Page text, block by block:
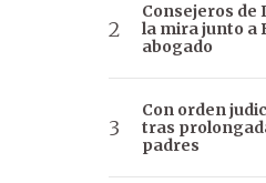
Consejeros de
la mira junto a
abogado
Con orden
tras
padres